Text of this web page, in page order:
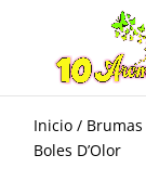
Inicio / Brumas
Boles D’Olor